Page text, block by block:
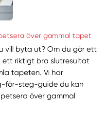
över gammal tapet
vill byta ut? Om du gör ett
riktigt bra slutresultat
tapeten. Vi har
för-steg-guide du kan
över gammal